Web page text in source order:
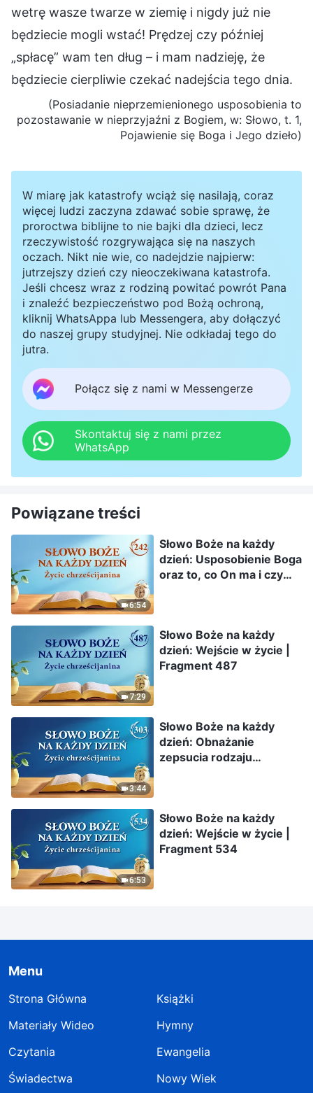
wetrę wasze twarze w ziemię i nigdy już nie
będziecie mogli wstać! Prędzej czy później
„spłacę” wam ten dług – i mam nadzieję, że
będziecie cierpliwie czekać nadejścia tego dnia.
(Posiadanie nieprzemienionego usposobienia to
pozostawanie w nieprzyjaźni z Bogiem, w: Słowo, t. 1,
Pojawienie się Boga i Jego dzieło)
W miarę jak katastrofy wciąż się nasilają, coraz
więcej ludzi zaczyna zdawać sobie sprawę, że
proroctwa biblijne to nie bajki dla dzieci, lecz
rzeczywistość rozgrywająca się na naszych
oczach. Nikt nie wie, co nadejdzie najpierw:
jutrzejszy dzień czy nieoczekiwana katastrofa.
Jeśli chcesz wraz z rodziną powitać powrót Pana
i znaleźć bezpieczeństwo pod Bożą ochroną,
kliknij WhatsAppa lub Messengera, aby dołączyć
do naszej grupy studyjnej. Nie odkładaj tego do
jutra.
Połącz się z nami w Messengerze
Skontaktuj się z nami przez
WhatsApp
Powiązane treści
6:54
Słowo Boże na każdy
dzień: Usposobienie Boga
oraz to, co On ma i czym
7:29
Słowo Boże na każdy
dzień: Wejście w życie |
Fragment 487
3:44
Słowo Boże na każdy
dzień: Obnażanie
zepsucia rodzaju
6:53
Słowo Boże na każdy
dzień: Wejście w życie |
Fragment 534
Menu
Strona Główna
Książki
Materiały Wideo
Hymny
Czytania
Ewangelia
Świadectwa
Nowy Wiek